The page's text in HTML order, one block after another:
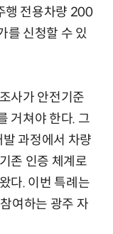
행 전용차량 200
를 신청할 수 있
사가 안전기준
거쳐야 한다. 그
과정에서 차량
존 인증 체계로
다. 이번 특례는
여하는 광주 자